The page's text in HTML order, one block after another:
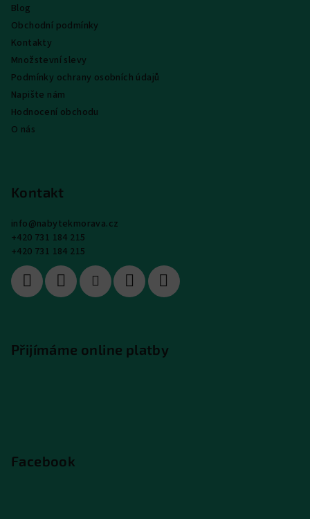
Blog
Obchodní podmínky
Kontakty
Množstevní slevy
Podmínky ochrany osobních údajů
Napište nám
Hodnocení obchodu
O nás
Kontakt
info@nabytekmorava.cz
+420 731 184 215
+420 731 184 215
Přijímáme online platby
Facebook